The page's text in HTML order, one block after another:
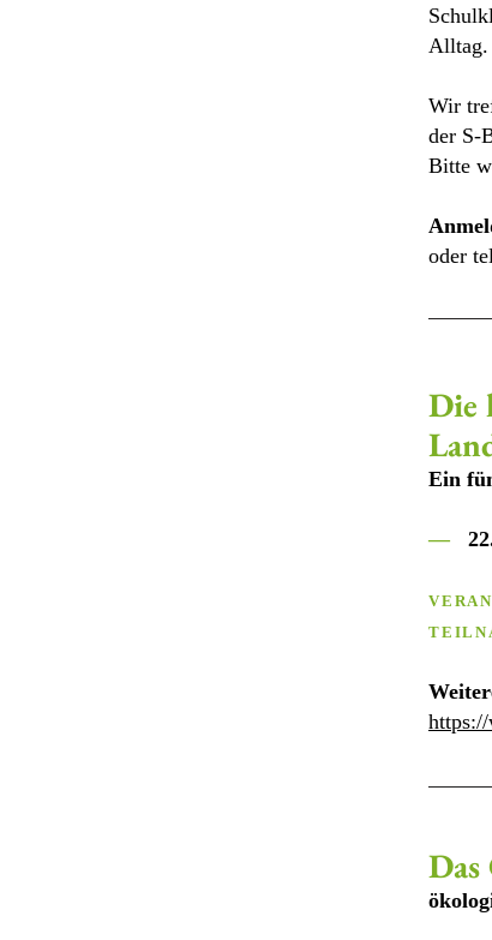
Alltag.
Wir
der S-
Bitte
oder
Die
Ein
— 2